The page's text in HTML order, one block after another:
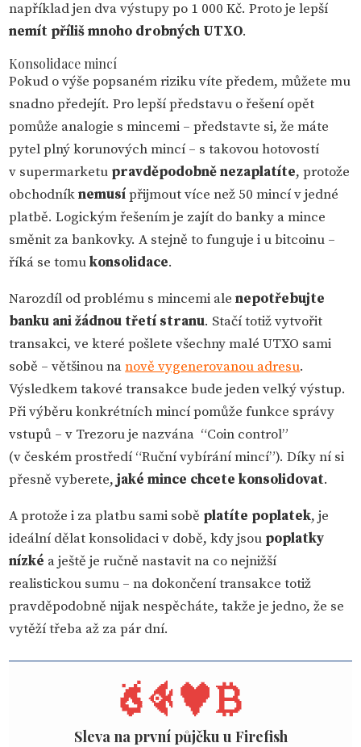
například jen dva výstupy po 1 000 Kč. Proto je lepší
nemít příliš mnoho drobných UTXO.
Konsolidace mincí
Pokud o výše popsaném riziku víte předem, můžete mu
snadno předejít. Pro lepší představu o řešení opět
pomůže analogie s mincemi – představte si, že máte
pytel plný korunových mincí – s takovou hotovostí
v supermarketu pravděpodobně nezaplatíte, protože
obchodníknemusípřijmout více než 50 mincí v jedné
platbě. Logickým řešením je zajít do banky a mince
směnit za bankovky. A stejně to funguje i u bitcoinu –
říká se tomukonsolidace.
Narozdíl od problému s mincemi alenepotřebujte
banku ani žádnou třetí stranu. Stačí totiž vytvořit
transakci, ve které pošlete všechny malé UTXO sami
sobě – většinou nanově vygenerovanou adresu.
Výsledkem takové transakce bude jeden velký výstup.
Při výběru konkrétních mincí pomůže funkce správy
vstupů – v Trezoru je nazvána “Coin control”
(v českém prostředí “Ruční vybírání mincí”). Díky ní si
přesně vyberete,jaké mince chcete konsolidovat.
A protože i za platbu sami sobě platíte poplatek, je
ideální dělat konsolidaci v době, kdy jsou poplatky
nízké a ještě je ručně nastavit na co nejnižší
realistickou sumu – na dokončení transakce totiž
pravděpodobně nijak nespěcháte, takže je jedno, že se
vytěží třeba až za pár dní.
Sleva na první půjčku u Firefish